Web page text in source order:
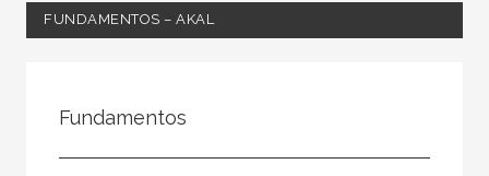
FUNDAMENTOS – AKAL
Ciencias humanas y sociales
Historia
Fundamentos